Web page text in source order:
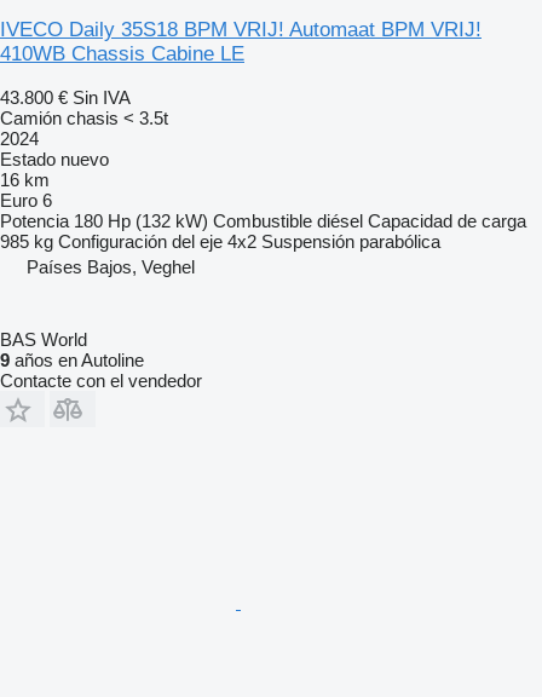
IVECO Daily 35S18 BPM VRIJ! Automaat BPM VRIJ!
410WB Chassis Cabine LE
43.800 € Sin IVA
Camión chasis < 3.5t
2024
Estado nuevo
16 km
Euro 6
Potencia 180 Hp (132 kW) Combustible diésel Capacidad de carga
985 kg Configuración del eje 4x2 Suspensión parabólica
Países Bajos, Veghel
BAS World
9 años en Autoline
Contacte con el vendedor